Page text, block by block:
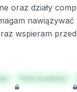
oraz działy
wspieram